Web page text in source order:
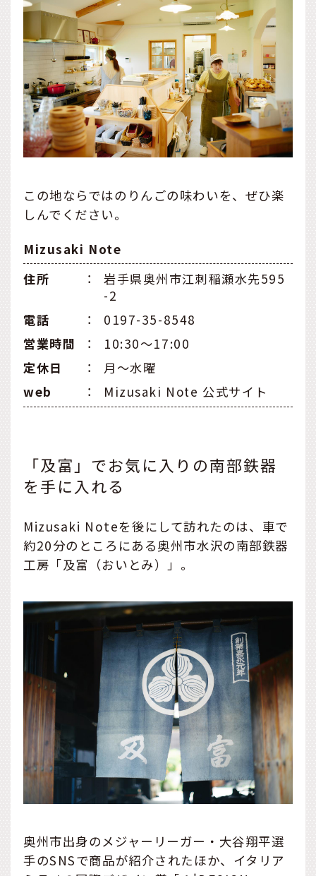
この地ならではのりんごの味わいを、ぜひ楽
しんでください。
Mizusaki Note
住所
：
岩手県奥州市江刺稲瀬水先595
-2
電話
：
0197-35-8548
営業時間
：
10:30〜17:00
定休日
：
月〜水曜
web
： Mizusaki Note 公式サイト
「及富」でお気に入りの南部鉄器
を手に入れる
Mizusaki Noteを後にして訪れたのは、車で
約20分のところにある奥州市水沢の南部鉄器
工房「及富（おいとみ）」。
奥州市出身のメジャーリーガー・大谷翔平選
手のSNSで商品が紹介されたほか、イタリア